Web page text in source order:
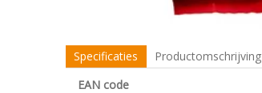
Specificaties Productomschrijving
EAN code